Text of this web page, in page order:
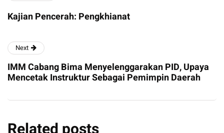
Kajian Pencerah: Pengkhianat
Next
IMM Cabang Bima Menyelenggarakan PID, Upaya
Mencetak Instruktur Sebagai Pemimpin Daerah